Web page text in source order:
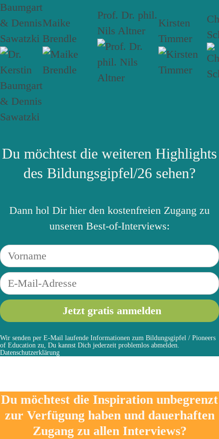
Baumgart
& Dennis
Sawatzki
Maike
Brendle
Prof. Dr. phil.
Nils Altner
Kirsten
Timmer
Du möchtest die weiteren Highlights
des Bildungsgipfel/26 sehen?
Dann hol Dir hier den kostenfreien Zugang zu
unseren Best-of-Interviews:
Wir senden per E-Mail laufende Informationen zum Bildungsgipfel / Pioneers
of Education zu, Du kannst Dich jederzeit problemlos abmelden.
Datenschutzerklärung
Du möchtest die Inspiration unbegrenzt
zur Verfügung haben und dauerhaften
Zugang zu allen Interviews?